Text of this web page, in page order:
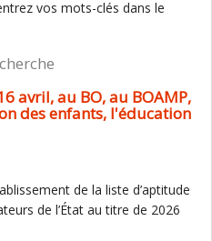
vos mots-clés dans le
avril, au BO, au BOAMP,
des enfants, l'éducation
de la liste d’aptitude
de l’État au titre de 2026